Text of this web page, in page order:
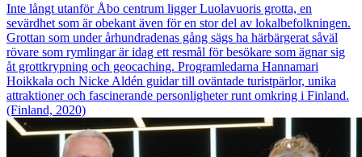
Inte långt utanför Åbo centrum ligger Luolavuoris grotta, en
sevärdhet som är obekant även för en stor del av lokalbefolkningen.
Grottan som under århundradenas gång sägs ha härbärgerat såväl
rövare som rymlingar är idag ett resmål för besökare som ägnar sig
åt grottkrypning och geocaching. Programledarna Hannamari
Hoikkala och Nicke Aldén guidar till oväntade turistpärlor, unika
attraktioner och fascinerande personligheter runt omkring i Finland.
(Finland, 2020)